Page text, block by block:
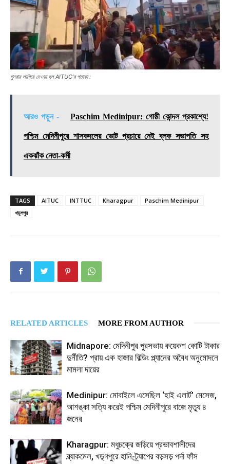
পুনরায় লাগিয়ে দেওয়া হল AITUC’র পতাকা :
আরও পড়ুন - Paschim Medinipur: গোষ্ঠী কোন্দল প্রকাশ্যে!
পশ্চিম মেদিনীপুরে শাসকদলের ভোট প্রচারে নেই ব্লক সভাপতি সহ
একঝাঁক নেতা-কর্মী
TAGS AITUC INTTUC Kharagpur
Paschim Medinipur
খড়্গপুর
RELATED ARTICLES MORE FROM AUTHOR
Midnapore: মেদিনীপুর পুরসভায় কয়েকশ কোটি টাকার
দুর্নীতি? প্রায় এক হাজার বিল্ডিং প্ল্যানের অবৈধ অনুমোদনে
মামলা দায়ের
Medinipur: মোবাইলে এসেছিল ‘হাই এলার্ট’ মেসেজ,
আশঙ্কা সত্যি করেই পশ্চিম মেদিনীপুরে বাজে মৃত্যু ৪
জনের
Kharagpur: মধুচক্রে জড়িয়ে প্রভাবশালীদের
ব্ল্যাকমেল, খড়্গপুরে হানি-ট্র্যাপের বড়সড় পর্দা ফাঁস